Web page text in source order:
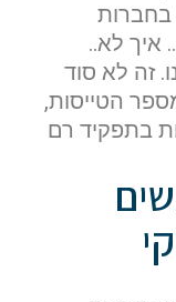
בחברות
איך לא..
זה לא סוד
הטייסות,
בתפקיד רם